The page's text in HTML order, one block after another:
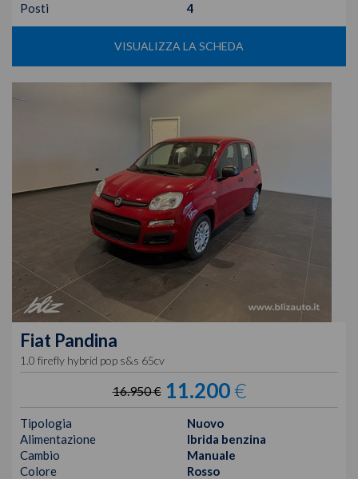
Posti
4
VISUALIZZA LA SCHEDA
Fiat Pandina
1.0 firefly hybrid pop s&s 65cv
16.950 € 11.200€
Tipologia
Nuovo
Alimentazione
Ibrida benzina
Cambio
Manuale
Colore
Rosso